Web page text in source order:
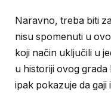
Naravno, treba biti
nisu spomenuti u
koji način uključili u
u historiji ovog
ipak pokazuje da